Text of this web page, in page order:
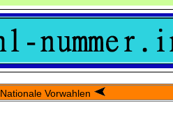
Nationale Vorwahlen